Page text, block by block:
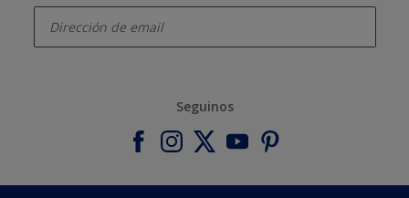
Seguinos